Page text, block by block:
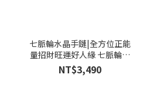
七脈輪水晶手鏈|全方位正能
量招財旺運好人緣 七脈輪水
晶手鍊
NT$3,490